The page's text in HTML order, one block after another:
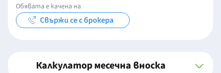
Обявата е качена на
Свържи се с брокера
Калкулатор месечна вноска